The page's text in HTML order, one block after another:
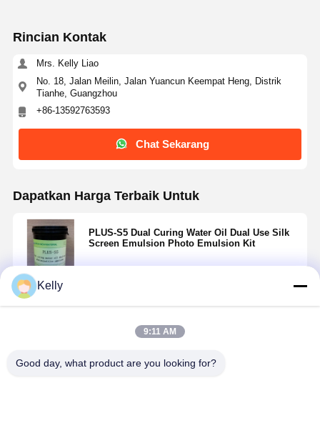
Rincian Kontak
Mrs. Kelly Liao
No. 18, Jalan Meilin, Jalan Yuancun Keempat Heng, Distrik
Tianhe, Guangzhou
+86-13592763593
Chat Sekarang
Dapatkan Harga Terbaik Untuk
PLUS-S5 Dual Curing Water Oil Dual Use Silk
Screen Emulsion Photo Emulsion Kit
Terus
Kelly
9:11 AM
Good day, what product are you looking for?